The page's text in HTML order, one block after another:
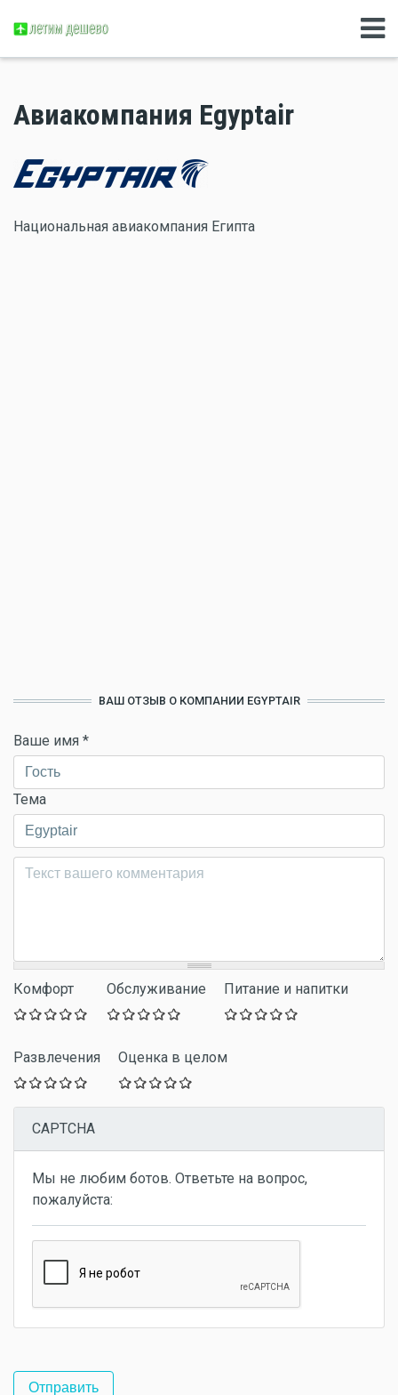
Авиакомпания Egyptair
Национальная авиакомпания Египта
ВАШ ОТЗЫВ О КОМПАНИИ EGYPTAIR
Ваше имя *
Тема
Комментарий*
Комфорт Обслуживание Питание и напитки
Развлечения Оценка в целом
CAPTCHA
Мы не любим ботов. Ответьте на вопрос,
пожалуйста: